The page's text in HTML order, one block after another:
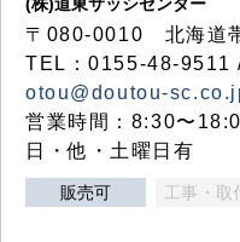
〒080-0010 北海道
TEL：0155-48-9511
otou@doutou-
営業時間：8:30〜
日・他・土曜日有
販売可 工事・取